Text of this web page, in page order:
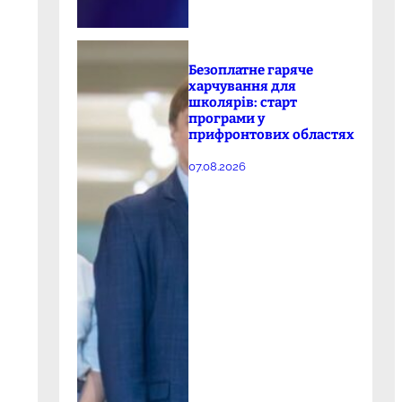
Безоплатне гаряче
харчування для
школярів: старт
програми у
прифронтових областях
07.08.2026